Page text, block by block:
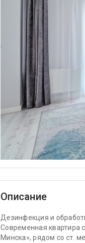
Описание
Дезинфекция и
Современная квартира
Минска», рядом со ст.